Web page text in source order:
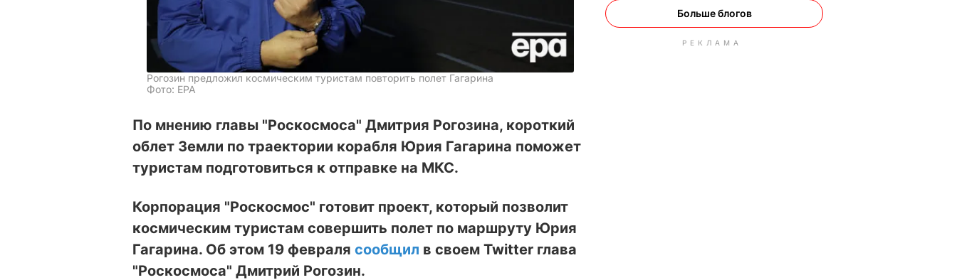
Рогозин предложил космическим туристам повторить полет Гагарина
Фото: ЕРА
По мнению главы "Роскосмоса" Дмитрия Рогозина, короткий
облет Земли по траектории корабля Юрия Гагарина поможет
туристам подготовиться к отправке на МКС.
Корпорация "Роскосмос" готовит проект, который позволит
космическим туристам совершить полет по маршруту Юрия
Гагарина. Об этом 19 февраля сообщил в своем Twitter глава
"Роскосмоса" Дмитрий Рогозин.
Больше блогов
РЕКЛАМА